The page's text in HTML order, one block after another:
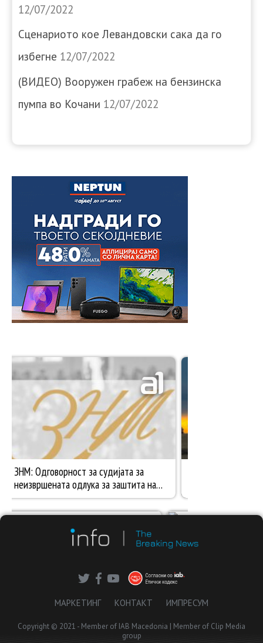
12/07/2022
Сценариото кое Левандовски сака да го
избегне 12/07/2022
(ВИДЕО) Вооружен грабеж на бензинска
пумпа во Кочани 12/07/2022
МАРКЕТИНГ КОНТАКТ ИМПРЕСУМ
Copyright © 2021 - Member of IAB Macedonia | Member of Clip Media
group